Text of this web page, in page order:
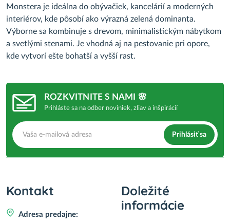
Monstera je ideálna do obývačiek, kancelárií a moderných
interiérov, kde pôsobí ako výrazná zelená dominanta.
Výborne sa kombinuje s drevom, minimalistickým nábytkom
a svetlými stenami. Je vhodná aj na pestovanie pri opore,
kde vytvorí ešte bohatší a vyšší rast.
ROZKVITNITE S NAMI 🌸
Prihláste sa na odber noviniek, zliav a inšpirácií
Prihlásiť sa
Kontakt
Adresa predajne:
Doležité
informácie